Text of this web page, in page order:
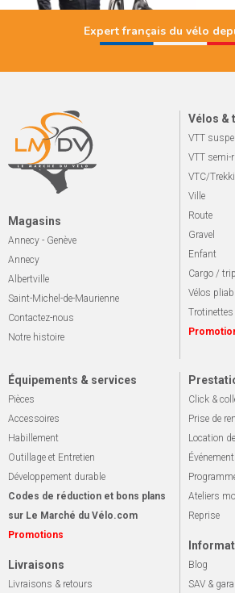
Expert français du vélo
Magasins
Annecy - Genève
Annecy
Albertville
Saint-Michel-de-Maurienne
Contactez-nous
Notre histoire
Vélos &
VTT
VTT semi-
VTC/
Ville
Route
Gravel
Enfant
Cargo /
Vélos
Trotinettes
Équipements & services
Pièces
Accessoires
Habillement
Outillage et Entretien
Développement durable
Codes de réduction et bons plans
sur Le Marché du Vélo.com
Promotions
Livraisons
Livraisons & retours
Click &
Prise de
Location
Ateliers
Reprise
Blog
SAV &